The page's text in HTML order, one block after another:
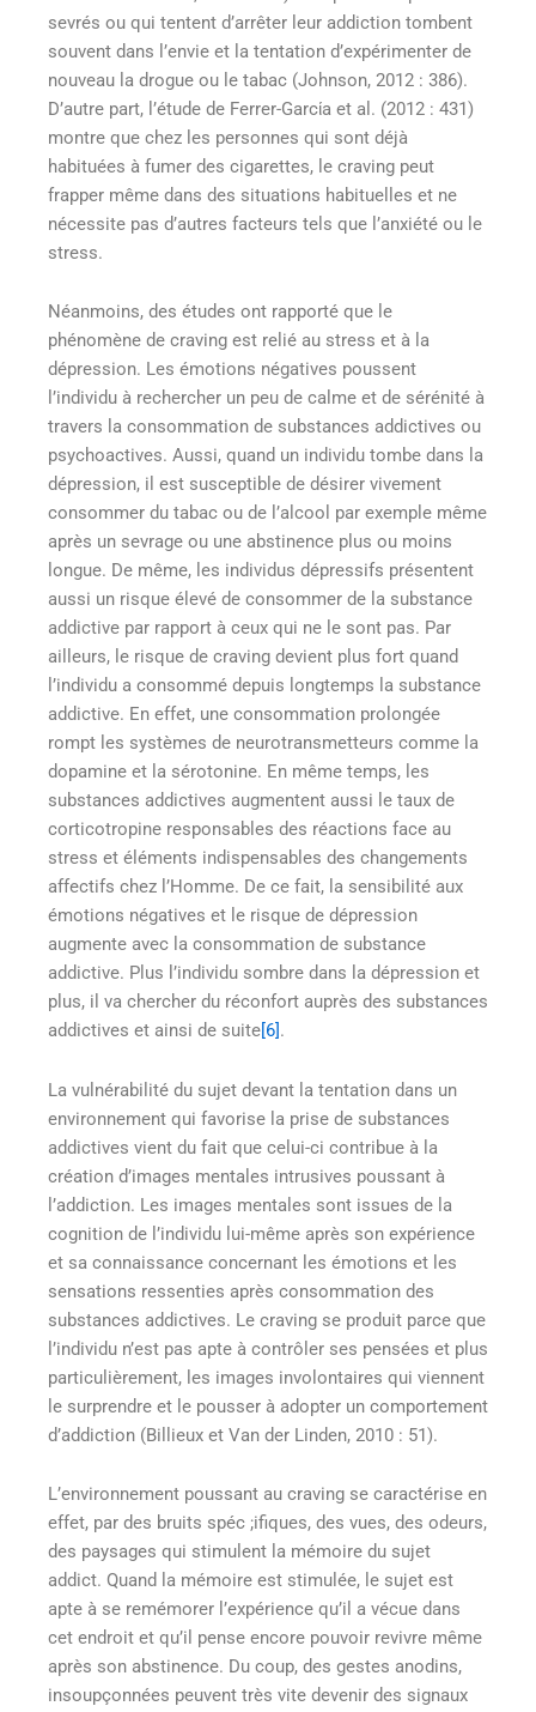
sevrés ou qui tentent d’arrêter leur addiction tombent
souvent dans l’envie et la tentation d’expérimenter de
nouveau la drogue ou le tabac (Johnson, 2012 : 386).
D’autre part, l’étude de Ferrer-Garcίa et al. (2012 : 431)
montre que chez les personnes qui sont déjà
habituées à fumer des cigarettes, le craving peut
frapper même dans des situations habituelles et ne
nécessite pas d’autres facteurs tels que l’anxiété ou le
stress.
Néanmoins, des études ont rapporté que le
phénomène de craving est relié au stress et à la
dépression. Les émotions négatives poussent
l’individu à rechercher un peu de calme et de sérénité à
travers la consommation de substances addictives ou
psychoactives. Aussi, quand un individu tombe dans la
dépression, il est susceptible de désirer vivement
consommer du tabac ou de l’alcool par exemple même
après un sevrage ou une abstinence plus ou moins
longue. De même, les individus dépressifs présentent
aussi un risque élevé de consommer de la substance
addictive par rapport à ceux qui ne le sont pas. Par
ailleurs, le risque de craving devient plus fort quand
l’individu a consommé depuis longtemps la substance
addictive. En effet, une consommation prolongée
rompt les systèmes de neurotransmetteurs comme la
dopamine et la sérotonine. En même temps, les
substances addictives augmentent aussi le taux de
corticotropine responsables des réactions face au
stress et éléments indispensables des changements
affectifs chez l’Homme. De ce fait, la sensibilité aux
émotions négatives et le risque de dépression
augmente avec la consommation de substance
addictive. Plus l’individu sombre dans la dépression et
plus, il va chercher du réconfort auprès des substances
addictives et ainsi de suite [6] .
La vulnérabilité du sujet devant la tentation dans un
environnement qui favorise la prise de substances
addictives vient du fait que celui-ci contribue à la
création d’images mentales intrusives poussant à
l’addiction. Les images mentales sont issues de la
cognition de l’individu lui-même après son expérience
et sa connaissance concernant les émotions et les
sensations ressenties après consommation des
substances addictives. Le craving se produit parce que
l’individu n’est pas apte à contrôler ses pensées et plus
particulièrement, les images involontaires qui viennent
le surprendre et le pousser à adopter un comportement
d’addiction (Billieux et Van der Linden, 2010 : 51).
L’environnement poussant au craving se caractérise en
effet, par des bruits spéc ;ifiques, des vues, des odeurs,
des paysages qui stimulent la mémoire du sujet
addict. Quand la mémoire est stimulée, le sujet est
apte à se remémorer l’expérience qu’il a vécue dans
cet endroit et qu’il pense encore pouvoir revivre même
après son abstinence. Du coup, des gestes anodins,
insoupçonnées peuvent très vite devenir des signaux